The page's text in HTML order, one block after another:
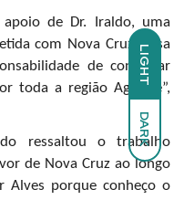
LIGHT
DARK
de Dr. Iraldo, uma
com Nova Cruz. Essa
de continuar
toda a região Agreste”,
ressaltou o trabalho
de Nova Cruz ao longo
Alves porque conheço o